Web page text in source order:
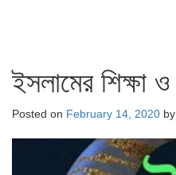
ইসলামের শিক্ষা
Posted on February 14, 2020 by